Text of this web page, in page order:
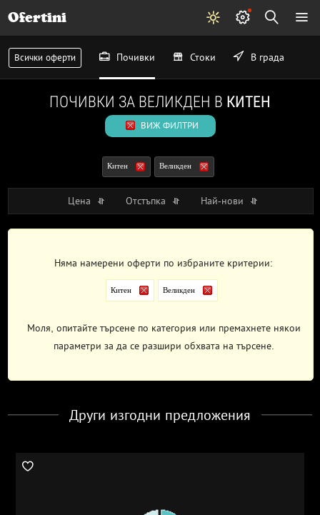
Ofertini
Всички оферти Почивки Стоки В града
ПОЧИВКИ ЗА ВЕЛИКДЕН В КИТЕН
ВИЖ ФИЛТРИ
Китен Великден
Цена Отстъпка Най-нови
Няма намерени оферти по избраните критерии:
Китен Великден
Моля, опитайте търсене по категория или премахнете някои
параметри за да се разшири обхвата на търсене.
Други изгодни предложения